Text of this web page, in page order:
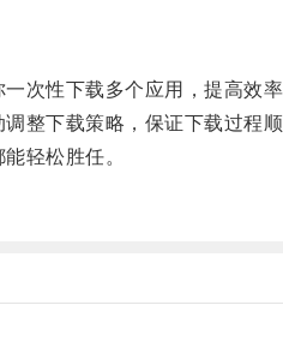
性下载多个应用，提高效率
下载策略，保证下载过程顺
轻松胜任。